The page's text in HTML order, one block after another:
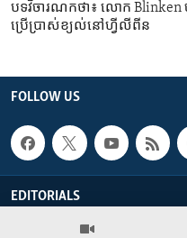
បទវិចារណកថា៖ លោក Blinken
ប្រើប្រាស់​ខ្យល់​នៅ​ហ្វីលីពីន
FOLLOW US
EDITORIALS